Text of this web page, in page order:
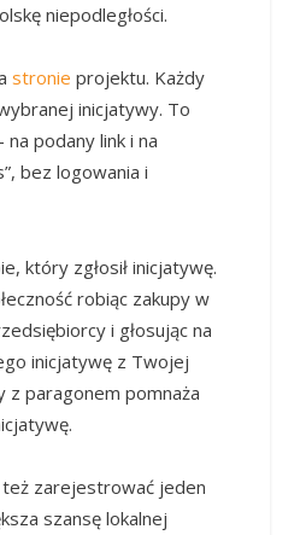
niepodległości.
stronie projektu. Każdy
inicjatywy. To
na podany link i na
bez logowania i
który zgłosił inicjatywę.
robiąc zakupy w
i głosując na
inicjatywę z Twojej
z paragonem pomnaża
zarejestrować jeden
szansę lokalnej